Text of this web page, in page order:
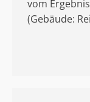
vom
(Gebäude: